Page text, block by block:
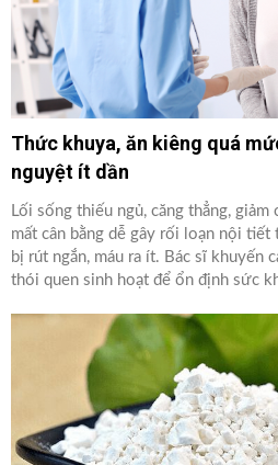
Thức khuya, ăn kiêng quá
nguyệt ít dần
Lối sống thiếu ngủ, căng thẳng,
mất cân bằng dễ gây rối loạn nội
bị rút ngắn, máu ra ít. Bác sĩ khuyến
thói quen sinh hoạt để ổn định sức